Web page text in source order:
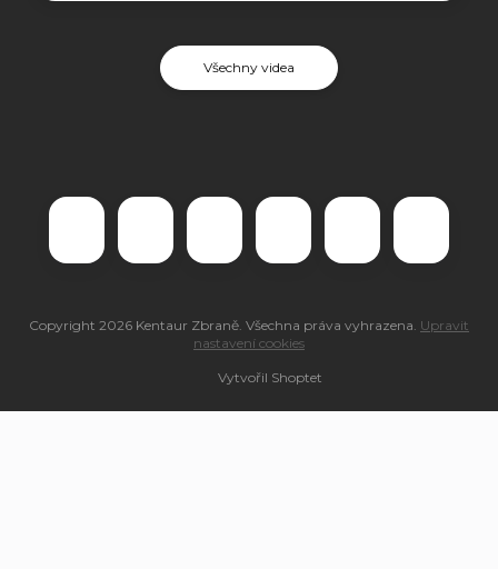
Všechny videa
Vytvořil Shoptet
Copyright 2026 Kentaur Zbraně. Všechna práva vyhrazena. Upravit
nastavení cookies